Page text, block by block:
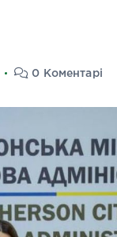
0 Коментарі